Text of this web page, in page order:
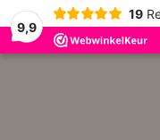
9,9
19